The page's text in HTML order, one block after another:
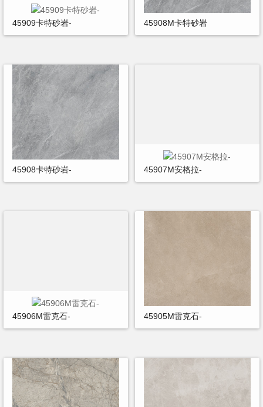
45909卡特砂岩- 45908M卡特砂岩
45908卡特砂岩- 45907M安格拉-
45906M雷克石- 45905M雷克石-